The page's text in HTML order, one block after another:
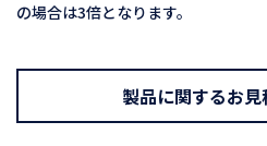
の場合は3倍となります。
製品に関するお